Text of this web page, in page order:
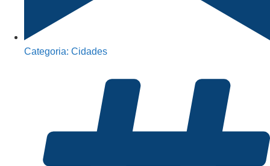
Categoria: Cidades